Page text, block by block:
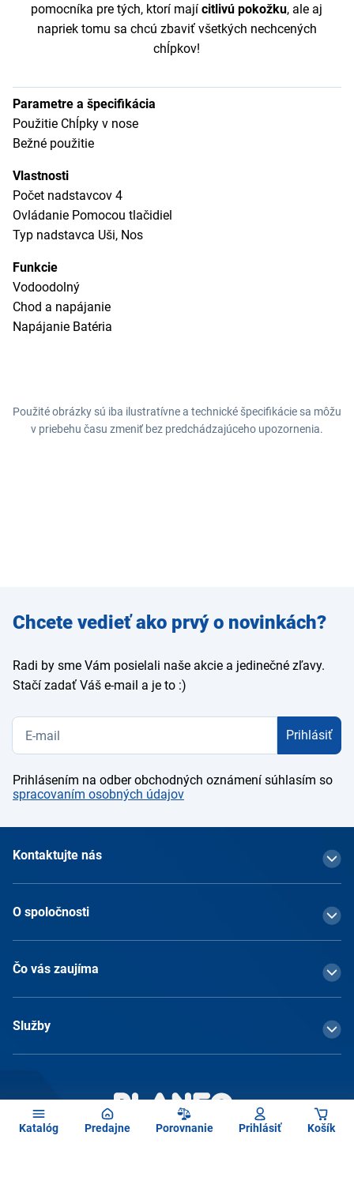
Katalóg Predajne Porovnanie Prihlásiť Košík
pomocníka pre tých, ktorí majícitlivú pokožku, ale aj
napriek tomu sa chcú zbaviť všetkých nechcených
chĺpkov!
Parametre a špecifikácia
Použitie Chĺpky v nose
Bežné použitie
Vlastnosti
Počet nadstavcov 4
Ovládanie Pomocou tlačidiel
Typ nadstavca Uši, Nos
Funkcie
Vodoodolný
Chod a napájanie
Napájanie Batéria
Použité obrázky sú iba ilustratívne a technické špecifikácie sa môžu
v priebehu času zmeniť bez predchádzajúceho upozornenia.
Zadajte
e-mail
Chcete vedieť ako prvý o novinkách?
Radi by sme Vám posielali naše akcie a jedinečné zľavy.
Stačí zadať Váš e-mail a je to :)
Prihlásiť
Prihlásením na odber obchodných oznámení súhlasím so
spracovaním osobných údajov
Kontaktujte nás
O spoločnosti
Čo vás zaujíma
Služby